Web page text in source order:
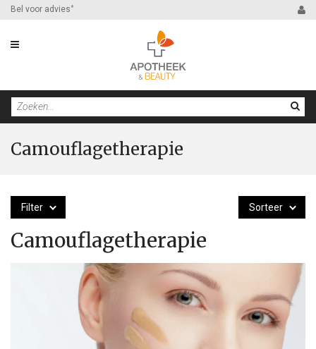
Bel voor advies *
Camouflagetherapie
Filter Sorteer
Camouflagetherapie